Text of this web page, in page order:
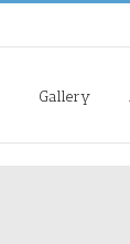
Gallery